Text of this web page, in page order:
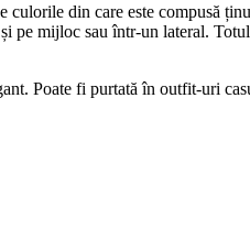
culorile din care este compusă
pe mijloc sau într-un lateral.
Poate fi purtată în outfit-uri